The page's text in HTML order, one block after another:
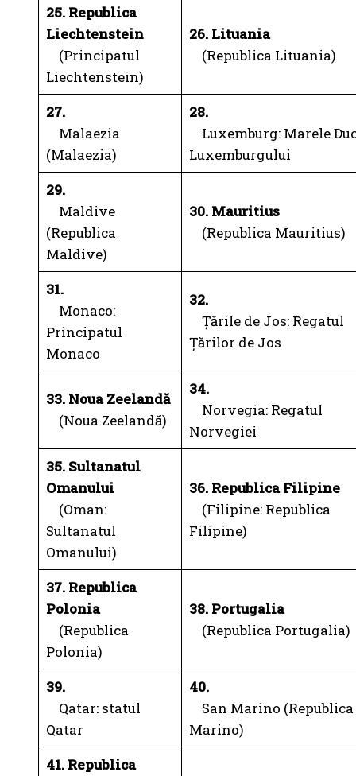
25. Republica
Liechtenstein
(Principatul
Liechtenstein)
26. Lituania
(Republica Lituania)
27.
Malaezia
(Malaezia)
28.
Luxemburg: Marele
Luxemburgului
29.
Maldive
(Republica
Maldive)
30. Mauritius
(Republica Mauritius)
31.
Monaco:
Principatul
Monaco
32.
Țările de Jos: Regatul
Țărilor de Jos
33. Noua Zeelandă
(Noua Zeelandă)
34.
Norvegia: Regatul
Norvegiei
35. Sultanatul
Omanului
(Oman:
Sultanatul
Omanului)
36. Republica Filipine
(Filipine: Republica
Filipine)
37. Republica
Polonia
(Republica
Polonia)
38. Portugalia
(Republica Portugalia)
39.
Qatar: statul
Qatar
40.
San Marino (Republica
Marino)
41. Republica